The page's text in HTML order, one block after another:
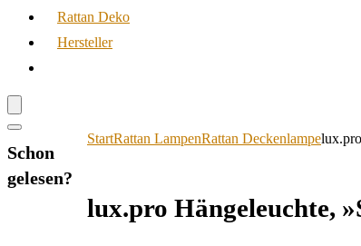
Rattan Deko
Hersteller
StartRattan LampenRattan Deckenlampe
lux.pro Hängeleuchte,
Schon
gelesen?